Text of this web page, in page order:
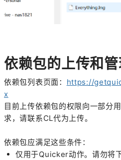
依赖包的上传和
依赖包列表页面： https://
x
目前上传依赖包的权限向一部分
求，请联系CL代为上传。
依赖包应满足这些条件：
仅用于Quicker动作。请勿将